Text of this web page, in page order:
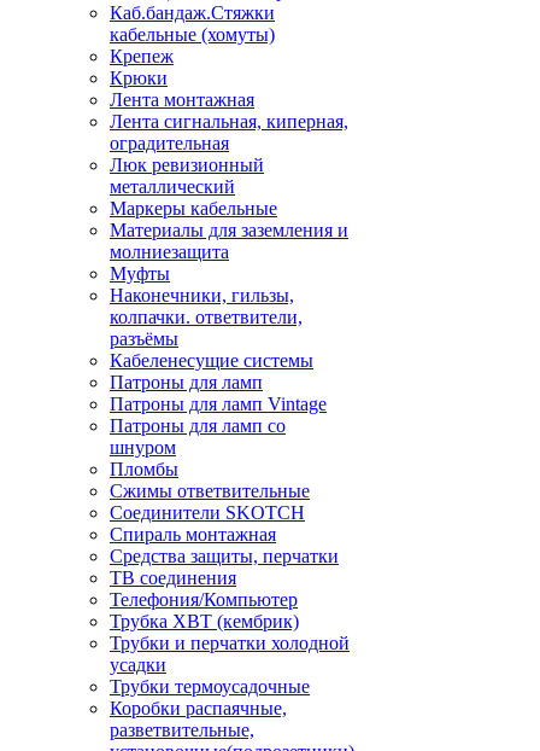
Каб.бандаж.Стяжки
кабельные (хомуты)
Крепеж
Крюки
Лента монтажная
Лента сигнальная, киперная,
оградительная
Люк ревизионный
металлический
Маркеры кабельные
Материалы для заземления и
молниезащита
Муфты
Наконечники, гильзы,
колпачки. ответвители,
разъёмы
Кабеленесущие системы
Патроны для ламп
Патроны для ламп Vintage
Патроны для ламп со
шнуром
Пломбы
Сжимы ответвительные
Соединители SKOTCH
Спираль монтажная
Средства защиты, перчатки
ТВ соединения
Телефония/Компьютер
Трубка ХВТ (кембрик)
Трубки и перчатки холодной
усадки
Трубки термоусадочные
Коробки распаячные,
разветвительные,